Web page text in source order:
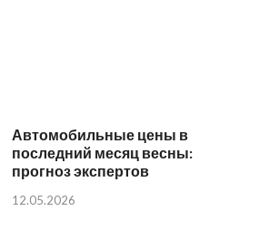
Автомобильные цены в
последний месяц весны:
прогноз экспертов
12.05.2026